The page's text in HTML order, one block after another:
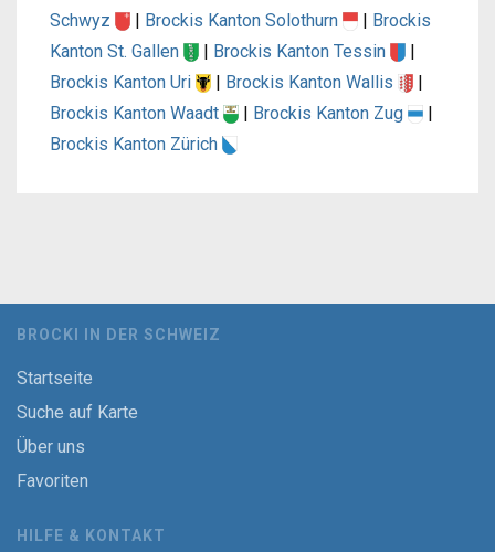
Schwyz
| Brockis Kanton Solothurn | Brockis
Kanton St. Gallen
| Brockis Kanton Tessin
|
Brockis Kanton Uri
| Brockis Kanton Wallis
|
Brockis Kanton Waadt
| Brockis Kanton Zug
|
Brockis Kanton Zürich
BROCKI IN DER SCHWEIZ
Startseite
Suche auf Karte
Über uns
Favoriten
HILFE & KONTAKT